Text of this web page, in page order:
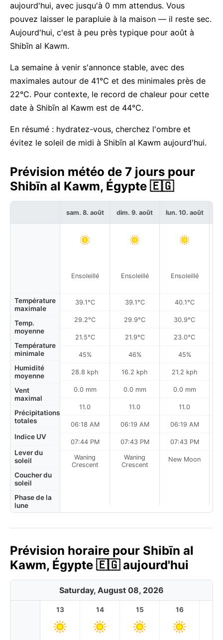
aujourd'hui, avec jusqu'à 0 mm attendus. Vous
pouvez laisser le parapluie à la maison — il reste sec.
Aujourd'hui, c'est à peu près typique pour août à
Shibīn al Kawm.
La semaine à venir s'annonce stable, avec des
maximales autour de 41°C et des minimales près de
22°C. Pour contexte, le record de chaleur pour cette
date à Shibīn al Kawm est de 44°C.
En résumé : hydratez-vous, cherchez l'ombre et
évitez le soleil de midi à Shibīn al Kawm aujourd'hui.
Prévision météo de 7 jours pour
Shibīn al Kawm, Égypte 🇪🇬
Température
maximale
Temp.
moyenne
Température
minimale
Humidité
moyenne
Vent
maximal
Précipitations
totales
Indice UV
Lever du
soleil
Coucher du
soleil
Phase de la
lune
sam. 8. août
Ensoleillé
39.1°C
29.2°C
21.5°C
45%
28.8 kph
0.0 mm
11.0
06:18 AM
07:44 PM
Waning
Crescent
dim. 9. août
Ensoleillé
39.1°C
29.9°C
21.9°C
46%
16.2 kph
0.0 mm
11.0
06:19 AM
07:43 PM
Waning
Crescent
lun. 10. août
Ensoleillé
40.1°C
30.9°C
23.0°C
45%
21.2 kph
0.0 mm
11.0
06:19 AM
07:43 PM
New Moon
Prévision horaire pour Shibīn al
Kawm, Égypte 🇪🇬 aujourd'hui
Saturday, August 08, 2026
13 14 15 16